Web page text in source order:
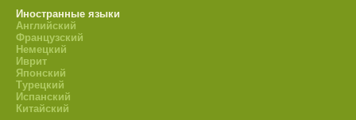
Иностранные языки
Английский
Французский
Немецкий
Иврит
Японский
Турецкий
Испанский
Китайский